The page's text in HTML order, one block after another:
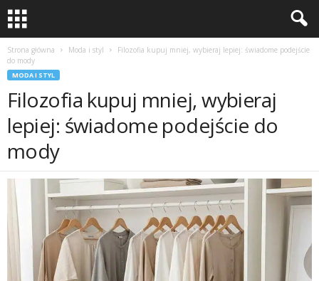
Strona główna Moda i styl
Filozofia kupuj mniej, wybieraj lepiej: świadome podejście
do mody
MODA I STYL
Filozofia kupuj mniej, wybieraj
lepiej: świadome podejście do
mody